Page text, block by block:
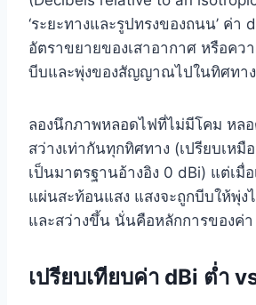
‘ระยะทางและรูปทรงของถนน’ ค่า
อัตราขยายของเสาอากาศ หรือคว
บีบและพุ่งของสัญญาณไปในทิศทา
ลองนึกภาพหลอดไฟที่ไม่มีโคม หลอ
สว่างเท่ากันทุกทิศทาง (เปรียบเหมื
เป็นมาตรฐานอ้างอิง 0 dBi) แต่เมื่
แผ่นสะท้อนแสง แสงจะถูกบีบให้พุ่ง
และสว่างขึ้น นั่นคือหลักการของค่า
เปรียบเทียบค่า dBi ต่ำ